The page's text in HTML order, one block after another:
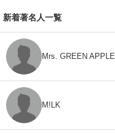
新着著名人一覧
Mrs. GREEN APPLE
M!LK